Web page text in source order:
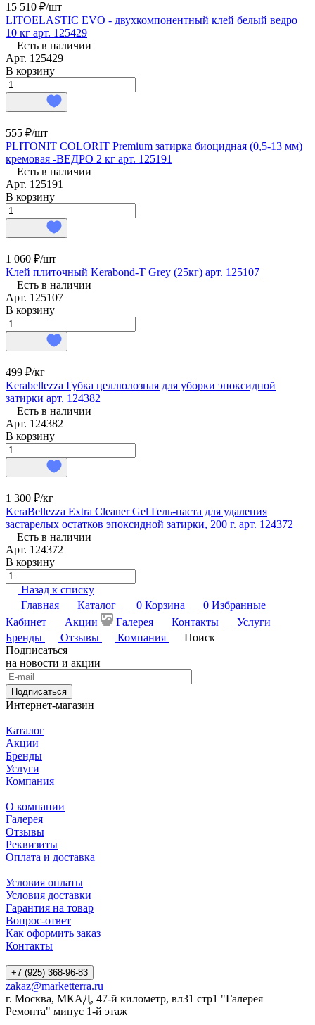
15 510 ₽/шт
LITOELASTIC EVO - двухкомпонентный клей белый ведро
10 кг арт. 125429
Есть в наличии
Арт. 125429
В корзину
555 ₽/шт
PLITONIT COLORIT Premium затирка биоцидная (0,5-13 мм)
кремовая -ВЕДРО 2 кг арт. 125191
Есть в наличии
Арт. 125191
В корзину
1 060 ₽/шт
Клей плиточный Kerabond-T Grey (25кг) арт. 125107
Есть в наличии
Арт. 125107
В корзину
499 ₽/кг
Kerabellezza Губка целлюлозная для уборки эпоксидной
затирки арт. 124382
Есть в наличии
Арт. 124382
В корзину
1 300 ₽/кг
KeraBellezza Extra Cleaner Gel Гель-паста для удаления
застарелых остатков эпоксидной затирки, 200 г. арт. 124372
Есть в наличии
Арт. 124372
В корзину
Назад к списку
Главная
Каталог 0 Корзина 0 Избранные
Кабинет
Акции Галерея Контакты
Услуги
Бренды
Отзывы Компания
Поиск
Подписаться
на новости и акции
Подписаться
Интернет-магазин
Каталог
Акции
Бренды
Услуги
Компания
О компании
Галерея
Отзывы
Реквизиты
Оплата и доставка
Условия оплаты
Условия доставки
Гарантия на товар
Вопрос-ответ
Как оформить заказ
Контакты
+7 (925) 368-96-83
zakaz@marketterra.ru
г. Москва, МКАД, 47-й километр, вл31 стр1 "Галерея
Ремонта" минус 1-й этаж